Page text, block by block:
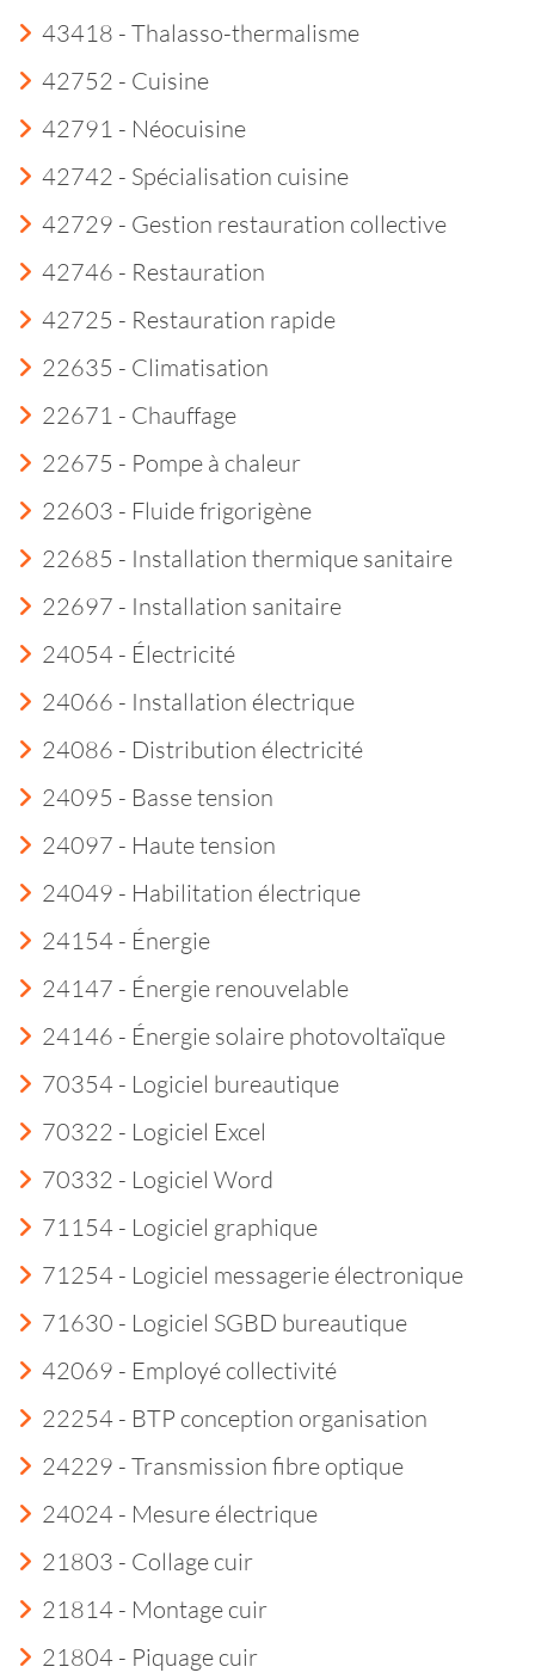
43418 - Thalasso-thermalisme
42752 - Cuisine
42791 - Néocuisine
42742 - Spécialisation cuisine
42729 - Gestion restauration collective
42746 - Restauration
42725 - Restauration rapide
22635 - Climatisation
22671 - Chauffage
22675 - Pompe à chaleur
22603 - Fluide frigorigène
22685 - Installation thermique sanitaire
22697 - Installation sanitaire
24054 - Électricité
24066 - Installation électrique
24086 - Distribution électricité
24095 - Basse tension
24097 - Haute tension
24049 - Habilitation électrique
24154 - Énergie
24147 - Énergie renouvelable
24146 - Énergie solaire photovoltaïque
70354 - Logiciel bureautique
70322 - Logiciel Excel
70332 - Logiciel Word
71154 - Logiciel graphique
71254 - Logiciel messagerie électronique
71630 - Logiciel SGBD bureautique
42069 - Employé collectivité
22254 - BTP conception organisation
24229 - Transmission fibre optique
24024 - Mesure électrique
21803 - Collage cuir
21814 - Montage cuir
21804 - Piquage cuir